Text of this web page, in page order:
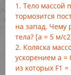
1. Тело массой
тормозится
на запад. Чему
тела? [а = 5 м/
2. Коляска
ускорением а =
из которых F1